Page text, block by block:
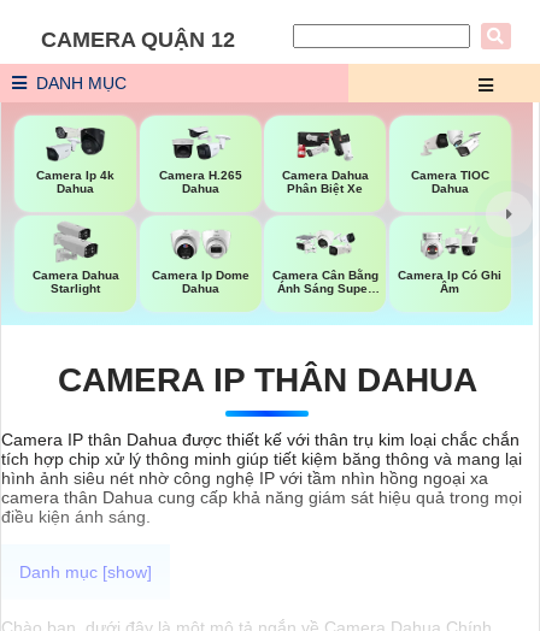
CAMERA QUẬN 12
DANH MỤC
Camera Ip 4k
Dahua
Camera H.265
Dahua
Camera Dahua
Phân Biệt Xe
Camera TIOC
Dahua
Camera Dahua
Starlight
Camera Ip Dome
Dahua
Camera Cân Bằng
Ánh Sáng Super
Camera Ip Có Ghi
Âm
CAMERA IP THÂN DAHUA
Camera IP thân Dahua được thiết kế với thân trụ kim loại chắc chắn
tích hợp chip xử lý thông minh giúp tiết kiệm băng thông và mang lại
hình ảnh siêu nét nhờ công nghệ IP với tầm nhìn hồng ngoại xa
camera thân Dahua cung cấp khả năng giám sát hiệu quả trong mọi
điều kiện ánh sáng.